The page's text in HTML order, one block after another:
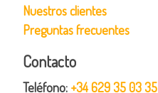
Nuestros clientes
Preguntas frecuentes
Contacto
Teléfono: +34 629 35 03 35